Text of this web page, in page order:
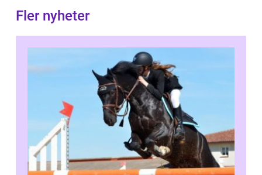
Fler nyheter